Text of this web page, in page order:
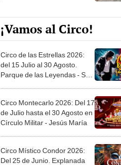
¡Vamos al Circo!
Circo de las Estrellas 2026:
del 15 Julio al 30 Agosto.
Parque de las Leyendas - San
Circo Montecarlo 2026: Del 17
de Julio hasta el 30 Agosto en
Círculo Militar - Jesús María
Circo Místico Condor 2026:
Del 25 de Junio. Explanada